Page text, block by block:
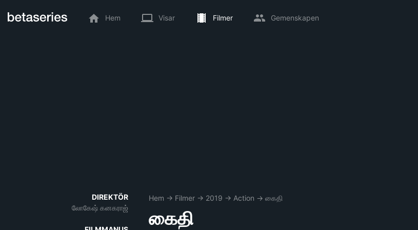
Hem Visar Filmer Gemenskapen
DIREKTÖR
லோகேஷ் கனகராஜ்
Hem → Filmer → 2019 → Action → கைதி
கைதி